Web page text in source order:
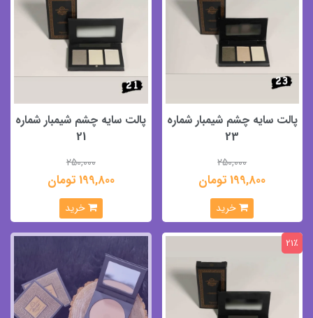
پالت سایه چشم شیمبار شماره
23
250,000
199,800 تومان
خرید
پالت سایه چشم شیمبار شماره
21
250,000
199,800 تومان
خرید
21٪